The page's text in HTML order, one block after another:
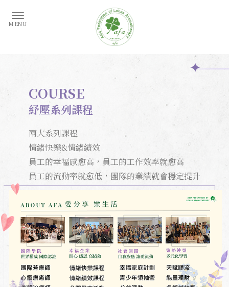
COURSE
紓壓系列課程
兩大系列課程
情緒快樂&情緒績效
員工的幸福感愈高，員工的工作效率就愈高
員工的流動率就愈低，團隊的業績就會穩定提升